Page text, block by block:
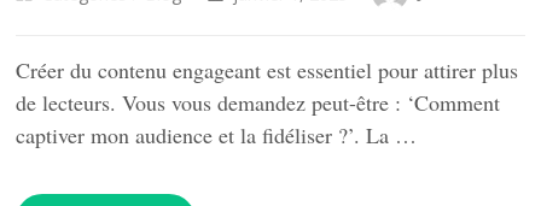
Créer du contenu engageant est essentiel pour attirer plus
de lecteurs. Vous vous demandez peut-être : ‘Comment
captiver mon audience et la fidéliser ?’. La …